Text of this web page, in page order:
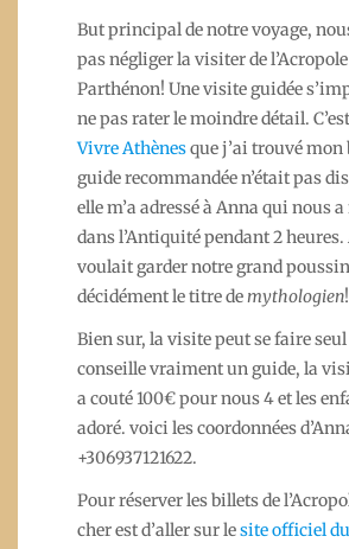
But principal de notre voyage,
pas négliger la visiter de
Parthénon! Une visite guidée
ne pas rater le moindre détail.
Vivre Athènesque j’ai trouvé mon
guide recommandée n’était pas
elle m’a adressé à Anna qui nous
dans l’Antiquité pendant 2
voulait garder notre grand
décidément le titre demythologien
Bien sur, la visite peut se faire
conseille vraiment un guide, la
a couté 100€ pour nous 4 et les
adoré. voici les coordonnées
+306937121622.
Pour réserver les billets de
cher est d’aller sur lesite officiel